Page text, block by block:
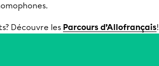
Découvre les Parcours d’Allofrançais!